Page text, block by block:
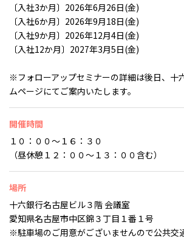
〔入社3か月〕2026年6月26日(金)
〔入社6か月〕2026年9月18日(金)
〔入社9か月〕2026年12月4日(金)
〔入社12か月〕2027年3月5日(金)
※フォローアップセミナーの詳細は後日、十
ムページにてご案内いたします。
開催時間
１０：００～１６：３０
（昼休憩１２：００～１３：００含む）
場所
十六銀行名古屋ビル３階 会議室
愛知県名古屋市中区錦３丁目１番１号
※駐車場のご用意がございませんので公共交